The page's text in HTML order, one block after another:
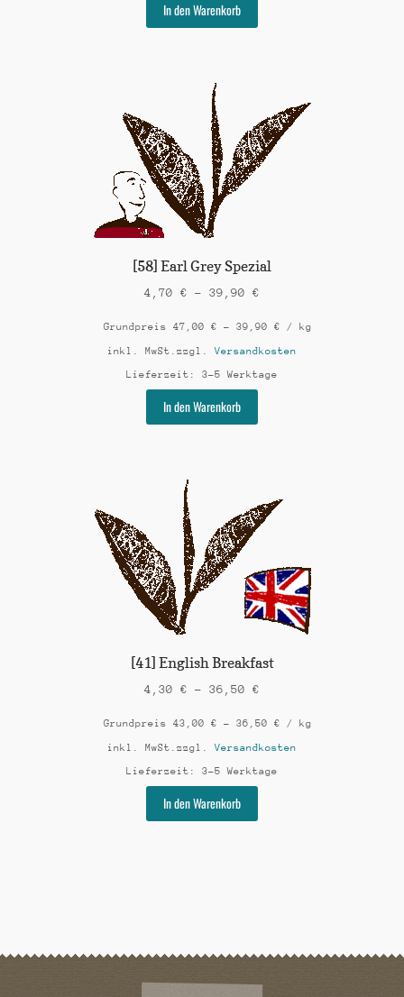
In den Warenkorb
Die
Optionen
können
werden
[58] Earl Grey Spezial
4,70 € – 39,90 €
Grundpreis 47,00 € – 39,90 € / kg
inkl. MwSt. zzgl.Versandkosten
Lieferzeit: 3-5 Werktage
In den Warenkorb
auf.
Die
auf
der
Produktseite
gewählt
werden
[41] English Breakfast
4,30 € – 36,50 €
Grundpreis 43,00 € – 36,50 € / kg
inkl. MwSt. zzgl.Versandkosten
Lieferzeit: 3-5 Werktage
In den Warenkorb
können